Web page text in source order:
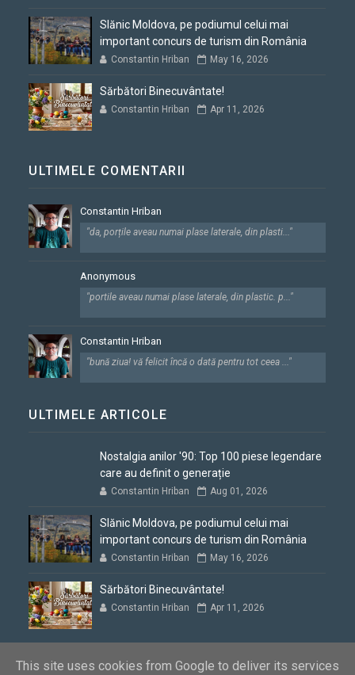
Slănic Moldova, pe podiumul celui mai
important concurs de turism din România
Constantin Hriban May 16, 2026
Sărbători Binecuvântate!
Constantin Hriban Apr 11, 2026
ULTIMELE COMENTARII
Constantin Hriban
"da, porțile aveau numai plase laterale, din plasti..."
Anonymous
"portile aveau numai plase laterale, din plastic. p..."
Constantin Hriban
"bună ziua! vă felicit încă o dată pentru tot ceea ..."
ULTIMELE ARTICOLE
Nostalgia anilor '90: Top 100 piese legendare
care au definit o generație
Constantin Hriban Aug 01, 2026
Slănic Moldova, pe podiumul celui mai
important concurs de turism din România
Constantin Hriban May 16, 2026
Sărbători Binecuvântate!
Constantin Hriban Apr 11, 2026
This site uses cookies from Google to deliver its services